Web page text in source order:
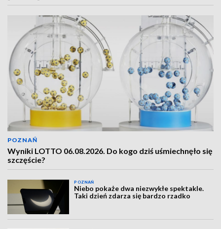
POZNAŃ
Wyniki LOTTO 06.08.2026. Do kogo dziś uśmiechnęło się
szczęście?
POZNAŃ
Niebo pokaże dwa niezwykłe spektakle.
Taki dzień zdarza się bardzo rzadko